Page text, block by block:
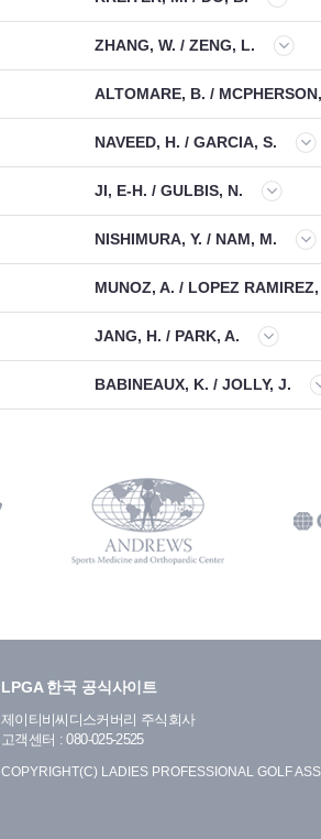
ZHANG, W. / ZENG, L.
ALTOMARE, B. /
NAVEED, H. / GARCIA, S.
JI, E-H. / GULBIS, N.
NISHIMURA, Y. / NAM, M.
MUNOZ, A. / LOPEZ
JANG, H. / PARK, A.
BABINEAUX, K. / JOLLY, J.
LPGA 한국 공식사이트
제이티비씨디스커버리 주식회사
고객센터 : 080-025-2525
COPYRIGHT(C) LADIES PROFESSIONAL GOLF